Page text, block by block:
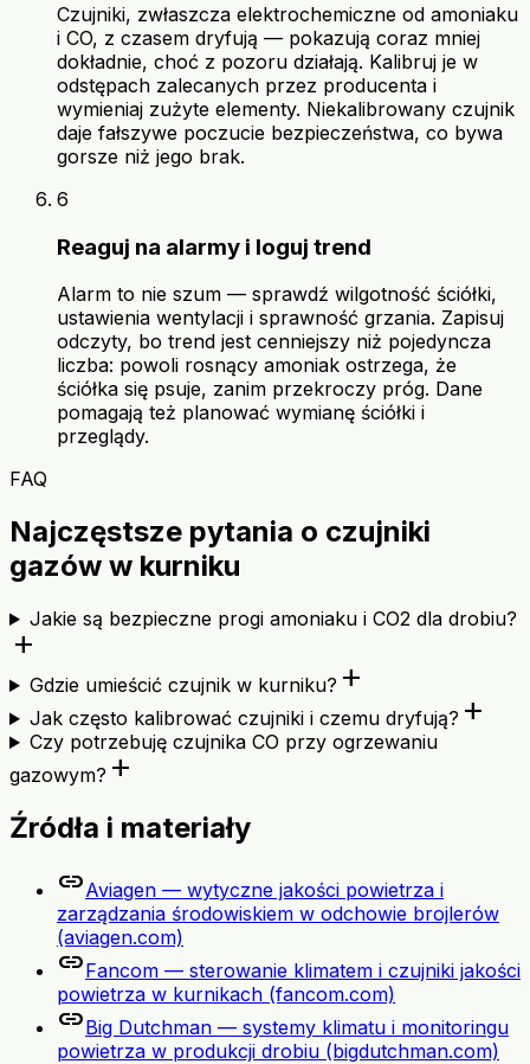
Czujniki, zwłaszcza elektrochemiczne od amoniaku
i CO, z czasem dryfują — pokazują coraz mniej
dokładnie, choć z pozoru działają. Kalibruj je w
odstępach zalecanych przez producenta i
wymieniaj zużyte elementy. Niekalibrowany czujnik
daje fałszywe poczucie bezpieczeństwa, co bywa
gorsze niż jego brak.
6
Reaguj na alarmy i loguj trend
Alarm to nie szum — sprawdź wilgotność ściółki,
ustawienia wentylacji i sprawność grzania. Zapisuj
odczyty, bo trend jest cenniejszy niż pojedyncza
liczba: powoli rosnący amoniak ostrzega, że
ściółka się psuje, zanim przekroczy próg. Dane
pomagają też planować wymianę ściółki i
przeglądy.
FAQ
Najczęstsze pytania o czujniki
gazów w kurniku
Jakie są bezpieczne progi amoniaku i CO2 dla drobiu?
add
Gdzie umieścić czujnik w kurniku? add
Jak często kalibrować czujniki i czemu dryfują? add
Czy potrzebuję czujnika CO przy ogrzewaniu
gazowym? add
Źródła i materiały
linkAviagen — wytyczne jakości powietrza i
zarządzania środowiskiem w odchowie brojlerów
(aviagen.com)
linkFancom — sterowanie klimatem i czujniki jakości
powietrza w kurnikach (fancom.com)
linkBig Dutchman — systemy klimatu i monitoringu
powietrza w produkcji drobiu (bigdutchman.com)